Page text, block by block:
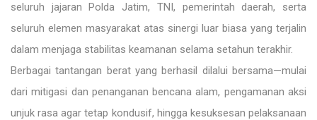
seluruh jajaran Polda Jatim, TNI, pemerintah daerah, serta
seluruh elemen masyarakat atas sinergi luar biasa yang terjalin
dalam menjaga stabilitas keamanan selama setahun terakhir.
Berbagai tantangan berat yang berhasil dilalui bersama—mulai
dari mitigasi dan penanganan bencana alam, pengamanan aksi
unjuk rasa agar tetap kondusif, hingga kesuksesan pelaksanaan